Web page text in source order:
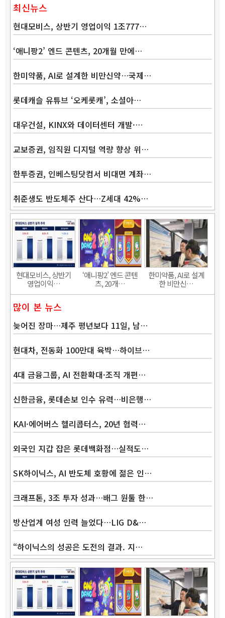
최신뉴스
현대모비스, 상반기 영업이익 1조777…
‘애니팡2’ 엔드 콘텐츠, 20개월 만에…
한미약품, AI로 설계한 비만신약…국제…
롯데캐슬 유튜브 ‘오케롯캐’, 소셜아…
대우건설, KINX와 데이터센터 개발·…
교보증권, 임직원 디지털 역량 향상 위…
한투증권, 인베스팅닷컴서 비대면 계좌…
취준생도 반도체주 산다…Z세대 42%…
현대모비스, 상반기
영업이익…
‘애니팡2’ 엔드 콘텐
츠, 20개…
한미약품, AI로 설계
한 비만신…
많이 본 뉴스
늦어진 장마…제주 평년보다 11일, 남…
현대차, 전동화 100만대 육박…하이브…
4대 금융그룹, AI 전환확대·조직 개편…
신한금융, 롯데손보 인수 유력…비은행…
KAI·에어버스 헬리콥터스, 20년 협력…
외국인 지갑 잡은 롯데백화점…실적도…
SK하이닉스, AI 반도체 호황에 젊은 인…
크래프톤, 3조 투자 성과…배그 원툴 한…
방산업계 여성 인력 늘었다…LIG D&…
“하이닉스의 성공은 도전의 결과. 지…